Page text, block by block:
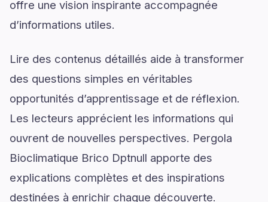
offre une vision inspirante accompagnée
d’informations utiles.
Lire des contenus détaillés aide à transformer
des questions simples en véritables
opportunités d’apprentissage et de réflexion.
Les lecteurs apprécient les informations qui
ouvrent de nouvelles perspectives. Pergola
Bioclimatique Brico Dptnull apporte des
explications complètes et des inspirations
destinées à enrichir chaque découverte.